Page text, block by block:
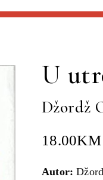
U
Džordž
18.00KM
Autor: